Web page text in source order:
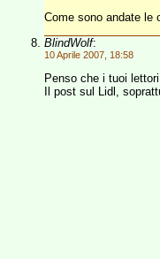
Come sono andate le
BlindWolf:
10 Aprile 2007, 18:58
Penso che i tuoi
Il post sul Lidl,